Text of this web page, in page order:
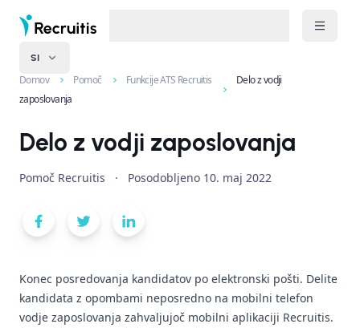
SI
Domov Pomoč Funkcije ATS Recruitis
Delo z vodji
zaposlovanja
Delo z vodji zaposlovanja
Pomoč Recruitis · Posodobljeno 10. maj 2022
Konec posredovanja kandidatov po elektronski pošti. Delite
kandidata z opombami neposredno na mobilni telefon
vodje zaposlovanja zahvaljujoč mobilni aplikaciji Recruitis.